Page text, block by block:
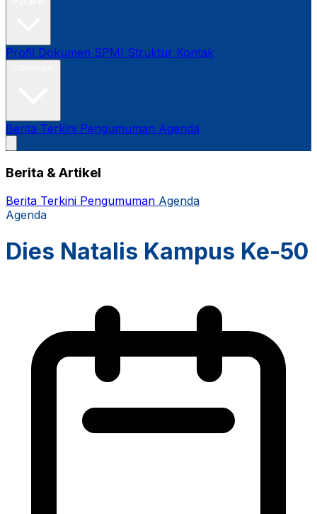
Profil Dokumen SPMI Struktur Kontak
Berita Terkini Pengumuman Agenda
Berita & Artikel
Berita Terkini Pengumuman Agenda
Agenda
Dies Natalis Kampus Ke-50